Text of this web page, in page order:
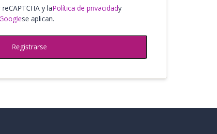
y laPolítica de privacidady
se aplican.
Registrarse